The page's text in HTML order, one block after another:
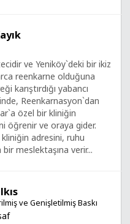
ve Yeniköy`deki bir ikiz
reenkarne olduğuna
karıştırdığı yabancı
Reenkarnasyon`dan
özel bir kliniğin
öğrenir ve oraya gider.
adresini, ruhu
meslektaşına verir...
ve Genişletilmiş Baskı